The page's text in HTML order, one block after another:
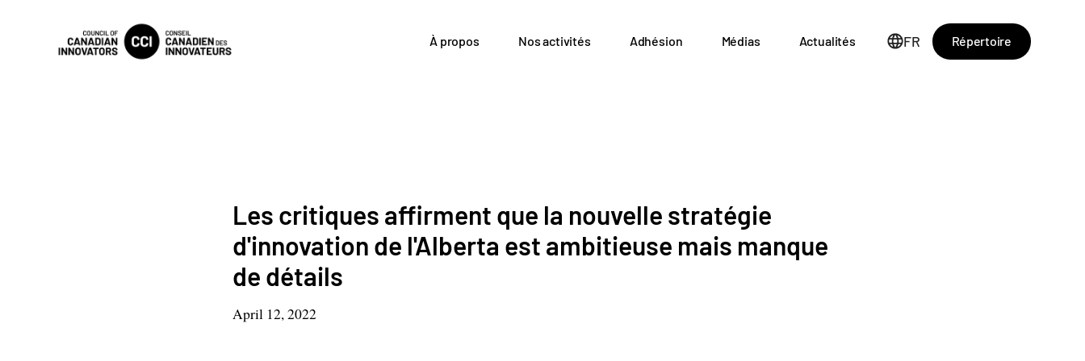
À propos Nos activités Adhésion Médias Actualités FR Répertoire
Les critiques affirment que la nouvelle stratégie
d'innovation de l'Alberta est ambitieuse mais manque
de détails
April 12, 2022